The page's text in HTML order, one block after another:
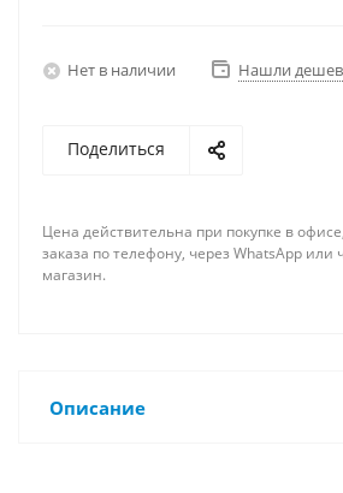
Нет в наличии Нашли
Поделиться
Цена действительна при покупке в
заказа по телефону, через WhatsApp или
магазин.
Описание